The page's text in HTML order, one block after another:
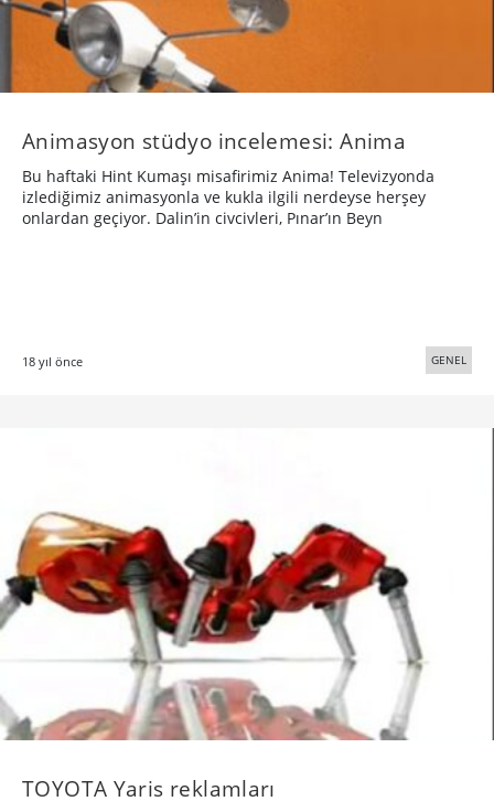
Animasyon stüdyo incelemesi: Anima
Bu haftaki Hint Kumaşı misafirimiz Anima! Televizyonda
izlediğimiz animasyonla ve kukla ilgili nerdeyse herşey
onlardan geçiyor. Dalin’in civcivleri, Pınar’ın Beyn
18 yıl önce GENEL
TOYOTA Yaris reklamları